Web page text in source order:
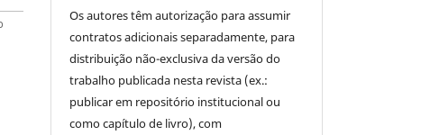
Os autores têm autorização para assumir
contratos adicionais separadamente, para
distribuição não-exclusiva da versão do
trabalho publicada nesta revista (ex.:
publicar em repositório institucional ou
como capítulo de livro), com